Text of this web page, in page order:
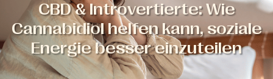
CBD & Introvertierte: Wie
Cannabidiol helfen kann, soziale
Energie besser einzuteilen